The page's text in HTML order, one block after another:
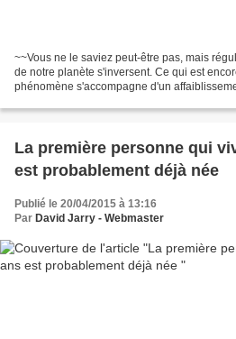
~~Vous ne le saviez peut-être pas, mais
de notre planète s'inversent. Ce qui est
phénomène s'accompagne d'un
La première personne qui
est probablement déjà née
Publié le 20/04/2015 à 13:16
Par David Jarry - Webmaster